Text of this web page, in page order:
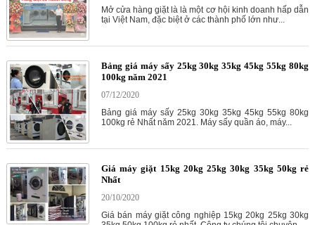
Mở cửa hàng giặt là là một cơ hội kinh doanh hấp dẫn
tại Việt Nam, đặc biệt ở các thành phố lớn như...
Bảng giá máy sấy 25kg 30kg 35kg 45kg 55kg 80kg
100kg năm 2021
07/12/2020
Bảng giá máy sấy 25kg 30kg 35kg 45kg 55kg 80kg
100kg rẻ Nhất năm 2021. Máy sấy quần áo, máy...
Giá máy giặt 15kg 20kg 25kg 30kg 35kg 50kg rẻ
Nhất
20/10/2020
Giá bán máy giặt công nghiệp 15kg 20kg 25kg 30kg